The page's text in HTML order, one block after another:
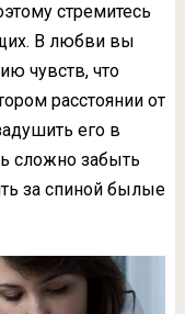
стремитесь
В любви вы
чувств, что
расстоянии от
его в
сложно забыть
за спиной былые